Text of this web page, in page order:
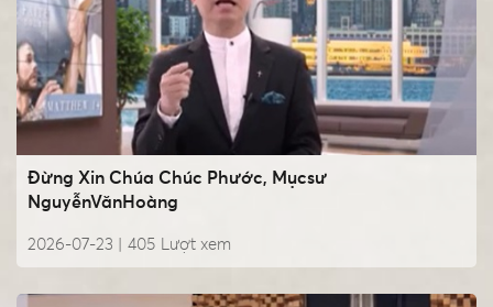
Đừng Xin Chúa Chúc Phước, Mụcsư
NguyễnVănHoàng
2026-07-23 | Lượt xem
405